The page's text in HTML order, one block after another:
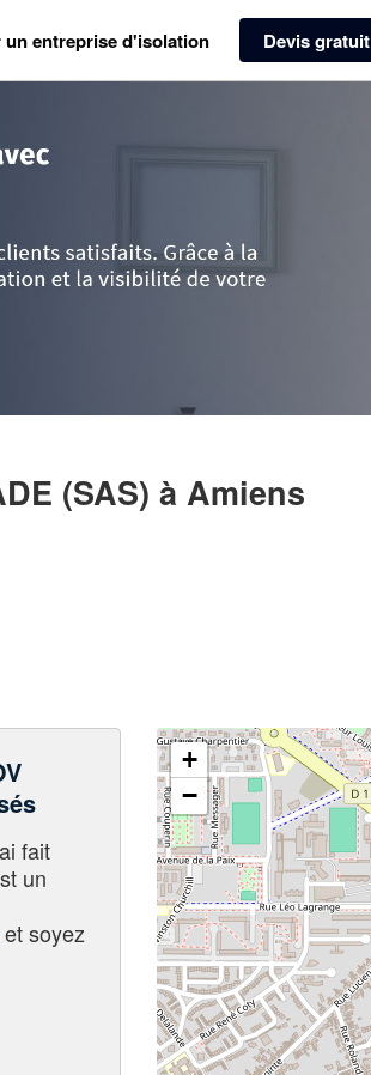
un entreprise d'isolation Devis gratuit
(SAS) à Amiens
fait
un
et soyez
+
−